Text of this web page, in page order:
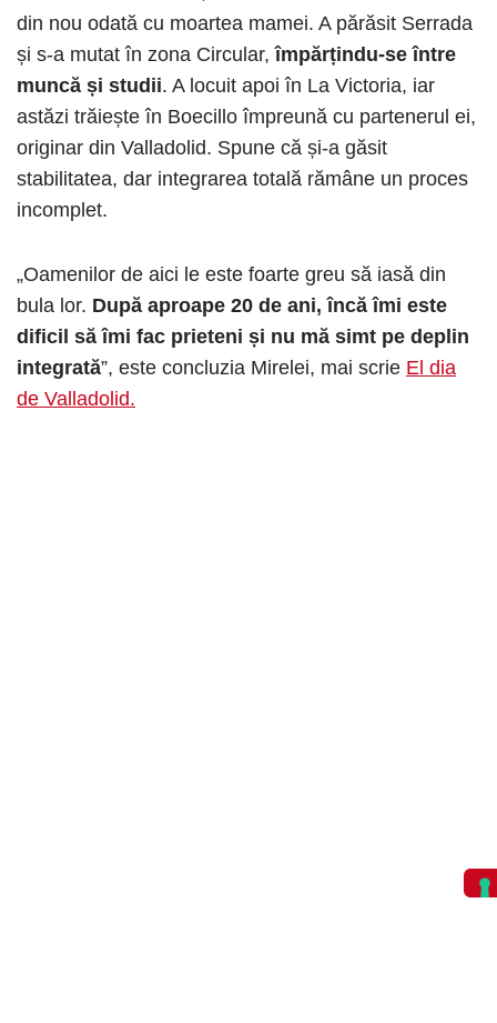
din nou odată cu moartea mamei. A părăsit Serrada
și s-a mutat în zona Circular, împărțindu-se între
muncă și studii. A locuit apoi în La Victoria, iar
astăzi trăiește în Boecillo împreună cu partenerul ei,
originar din Valladolid. Spune că și-a găsit
stabilitatea, dar integrarea totală rămâne un proces
incomplet.
„Oamenilor de aici le este foarte greu să iasă din
bula lor. După aproape 20 de ani, încă îmi este
dificil să îmi fac prieteni și nu mă simt pe deplin
integrată”, este concluzia Mirelei, mai scrie El dia
de Valladolid.